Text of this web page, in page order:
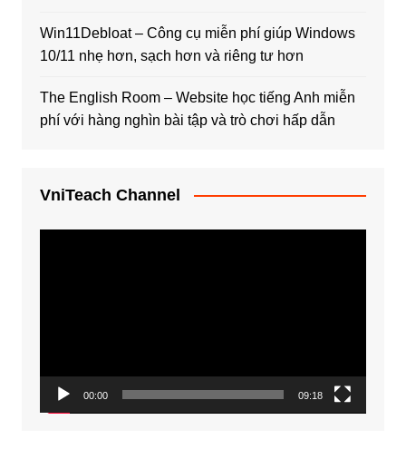
Win11Debloat – Công cụ miễn phí giúp Windows
10/11 nhẹ hơn, sạch hơn và riêng tư hơn
The English Room – Website học tiếng Anh miễn
phí với hàng nghìn bài tập và trò chơi hấp dẫn
VniTeach Channel
00:00 09:18